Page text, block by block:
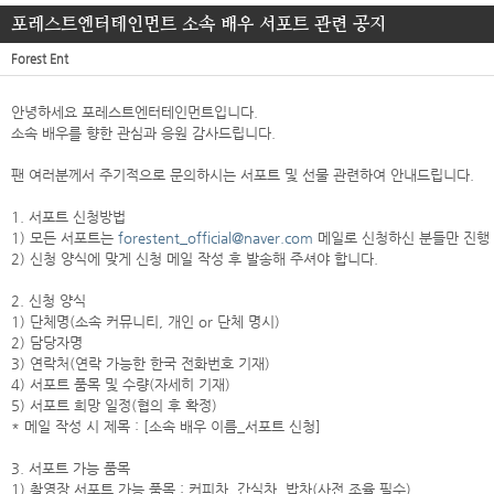
포레스트엔터테인먼트 소속 배우 서포트 관련 공지
Forest Ent
안녕하세요 포레스트엔터테인먼트입니다.
소속 배우를 향한 관심과 응원 감사드립니다.
팬 여러분께서 주기적으로 문의하시는 서포트 및 선물 관련하여 안내드립니다.
1. 서포트 신청방법
1) 모든 서포트는 forestent_official@naver.com 메일로 신청하신 분들만 진행
2) 신청 양식에 맞게 신청 메일 작성 후 발송해 주셔야 합니다.
2. 신청 양식
1) 단체명(소속 커뮤니티, 개인 or 단체 명시)
2) 담당자명
3) 연락처(연락 가능한 한국 전화번호 기재)
4) 서포트 품목 및 수량(자세히 기재)
5) 서포트 희망 일정(협의 후 확정)
* 메일 작성 시 제목 : [소속 배우 이름_서포트 신청]
3. 서포트 가능 품목
1) 촬영장 서포트 가능 품목 : 커피차, 간식차, 밥차(사전 조율 필수)